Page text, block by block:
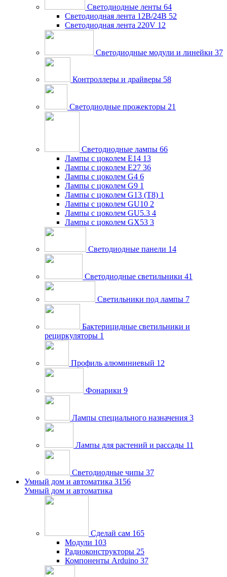
Светодиодные ленты 64
Светодиодная лента 12В/24В 52
Светодиодная лента 220V 12
Светодиодные модули и линейки 37
Контроллеры и драйверы 58
Светодиодные прожекторы 21
Светодиодные лампы 66
Лампы с цоколем E14 13
Лампы с цоколем E27 36
Лампы с цоколем G4 6
Лампы с цоколем G9 1
Лампы с цоколем G13 (Т8) 1
Лампы с цоколем GU10 2
Лампы с цоколем GU5.3 4
Лампы с цоколем GX53 3
Светодиодные панели 14
Светодиодные светильники 41
Светильники под лампы 7
Бактерицидные светильники и
рециркуляторы 1
Профиль алюминиевый 12
Фонарики 9
Лампы специального назначения 3
Лампы для растений и рассады 11
Светодиодные чипы 37
Умный дом и автоматика 3156
Умный дом и автоматика
Сделай сам 165
Модули 103
Радиоконструкторы 25
Компоненты Arduino 37